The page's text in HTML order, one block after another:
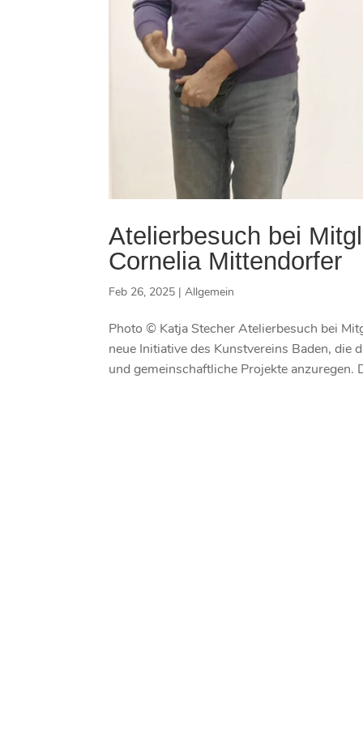
Atelierbesuch bei
Cornelia Mittendorfer
Feb 26, 2025 |Allgemein
Photo © Katja Stecher Atelierbesuch bei
neue Initiative des Kunstvereins Baden, die
und gemeinschaftliche Projekte anzuregen.